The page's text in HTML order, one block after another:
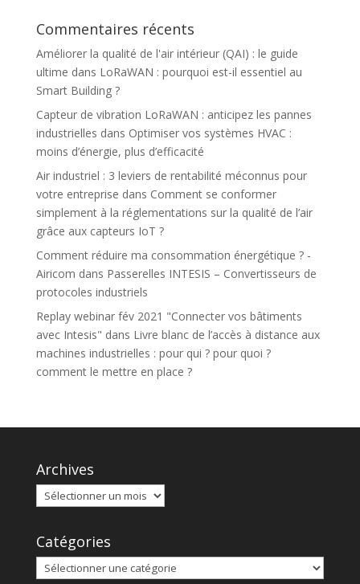
Commentaires récents
Améliorer la qualité de l'air intérieur (QAI) : le guide
ultime dans LoRaWAN : pourquoi est-il essentiel au
Smart Building ?
Capteur de vibration LoRaWAN : anticipez les pannes
industrielles dans Optimiser vos systèmes HVAC :
moins d’énergie, plus d’efficacité
Air industriel : 3 leviers de rentabilité méconnus pour
votre entreprise dans Comment se conformer
simplement à la réglementations sur la qualité de l’air
grâce aux capteurs IoT ?
Comment réduire ma consommation énergétique ? -
Airicom dans Passerelles INTESIS – Convertisseurs de
protocoles industriels
Replay webinar fév 2021 "Connecter vos bâtiments
avec Intesis" dans Livre blanc de l’accès à distance aux
machines industrielles : pour qui ? pour quoi ?
comment le mettre en place ?
Archives
Catégories